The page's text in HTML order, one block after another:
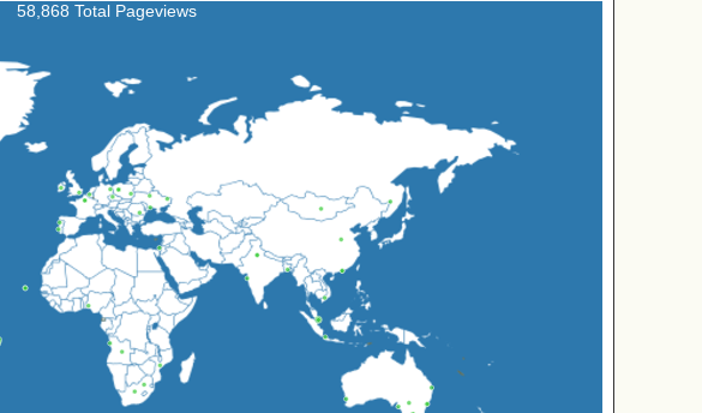
58,868 Total Pageviews